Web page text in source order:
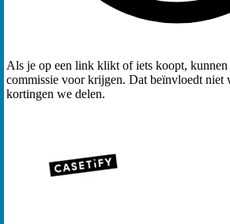
Als je op een link klikt of iets koopt,
commissie voor krijgen. Dat beïnvloedt niet
kortingen we delen.